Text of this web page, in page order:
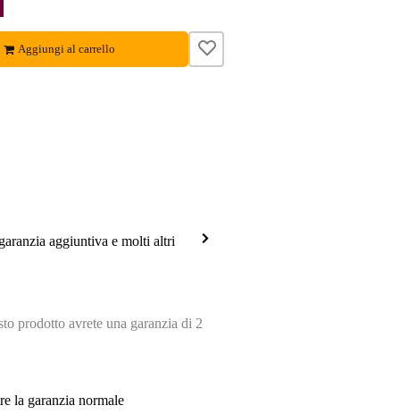
Aggiungi al carrello
aggiuntiva e molti altri
prodotto avrete una garanzia di 2
la garanzia normale